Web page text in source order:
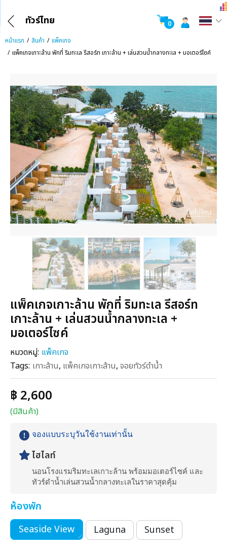
ทัวร์ไทย
0
หน้าแรก
สินค้า
แพ็คเกจ
แพ็คเกจเกาะล้าน พักที่ ริมทะเล รีสอร์ท เกาะล้าน + เล่นสวนน้ำกลางทะเล + มอเตอร์ไซค์
แพ็คเกจเกาะล้าน พักที่ ริมทะเล รีสอร์ท
เกาะล้าน + เล่นสวนน้ำกลางทะเล +
มอเตอร์ไซค์
หมวดหมู่: แพ็คเกจ
Tags: เกาะล้าน, แพ็คเกจเกาะล้าน, จอยทัวร์ดำน้ำ
฿ 2,600
(มีสินค้า)
จองแบบระบุวันใช้งานเท่านั้น
ไฮไลท์
นอนโรงแรมริมทะเลเกาะล้าน พร้อมมอเตอร์ไซค์ และ
ทัวร์ดำน้ำเล่นสวนน้ำกลางทะเลในราคาสุดคุ้ม
ห้องพัก
Seaside View Laguna Sunset